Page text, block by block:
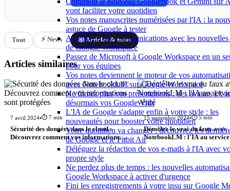
vont faciliter votre quotidien
Vos notes manuscrites numérisées par l'IA : la
astuce de Google à tester
Améliorez vos communications avec les nouvelles
de Google Workspace
Passez de Microsoft à Google Workspace en un
pour vos équipes
Vos notes deviennent le moteur de vos
avec NotebookLM sur Google Workspace
Ne filmez plus vos présentations : des avatars IA
désormais vos Google Vids
L'IA de Google s'adapte enfin à votre style : les
nouveautés pour booster votre quotidien
Votre quotidien va changer : découvrez les
de Google et le Fitbit Air
Déléguez la rédaction de vos e-mails à l'IA avec
propre style
Ne perdez plus de temps : les nouvelles
Google Workspace à activer d'urgence
Fini les enregistrements à votre insu sur Google
Tout ⚡ News 📖 Articles & tutos
Articles similaires
7 avril 2024•⏱️ 7 min
Sécurité des données dans le cloud :
Découvrez comment vos informations
15 septembre 2024•⏱️ 5 min
Démêlez le vrai du faux avec
NotebookLM : l'IA au